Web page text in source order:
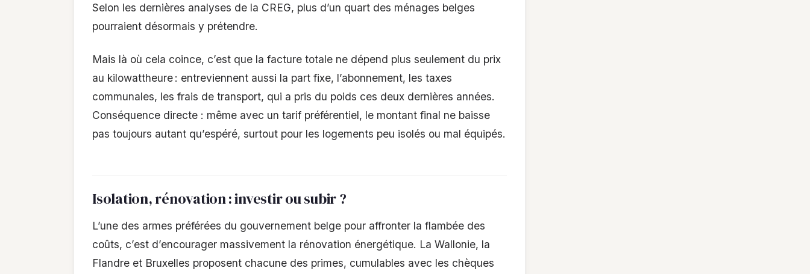
Selon les dernières analyses de la CREG, plus d’un quart des ménages belges
pourraient désormais y prétendre.
Mais là où cela coince, c’est que la facture totale ne dépend plus seulement du prix
au kilowattheure : entreviennent aussi la part fixe, l’abonnement, les taxes
communales, les frais de transport, qui a pris du poids ces deux dernières années.
Conséquence directe : même avec un tarif préférentiel, le montant final ne baisse
pas toujours autant qu’espéré, surtout pour les logements peu isolés ou mal équipés.
Isolation, rénovation : investir ou subir ?
L’une des armes préférées du gouvernement belge pour affronter la flambée des
coûts, c’est d’encourager massivement la rénovation énergétique. La Wallonie, la
Flandre et Bruxelles proposent chacune des primes, cumulables avec les chèques